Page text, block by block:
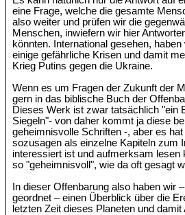
eine Frage, welche die gesamte
also weiter und prüfen wir die
Menschen, inwiefern wir hier
könnten. International gesehen,
einige gefährliche Krisen und damit
Krieg Putins gegen die Ukraine.
Wenn es um Fragen der Zukunft der
gern in das biblische Buch der
Dieses Werk ist zwar tatsächlich "ein
Siegeln"- von daher kommt ja diese
geheimnisvolle Schriften -, aber es
sozusagen als einzelne Kapiteln zum
interessiert ist und aufmerksam lesen
so "geheimnisvoll", wie da oft gesagt
In dieser Offenbarung also haben wir
geordnet – einen Überblick über die
letzten Zeit dieses Planeten und